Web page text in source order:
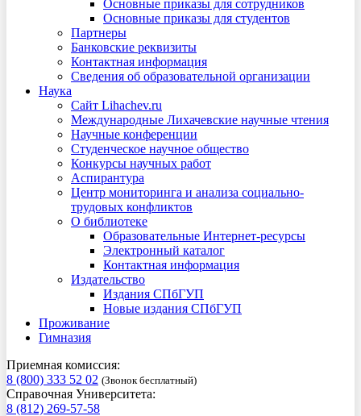
Основные приказы для сотрудников
Основные приказы для студентов
Партнеры
Банковские реквизиты
Контактная информация
Сведения об образовательной организации
Наука
Сайт Lihachev.ru
Международные Лихачевские научные чтения
Научные конференции
Студенческое научное общество
Конкурсы научных работ
Аспирантура
Центр мониторинга и анализа социально-
трудовых конфликтов
О библиотеке
Образовательные Интернет-ресурсы
Электронный каталог
Контактная информация
Издательство
Издания СПбГУП
Новые издания СПбГУП
Проживание
Гимназия
Приемная комиссия:
8 (800) 333 52 02 (Звонок бесплатный)
Справочная Университета:
8 (812) 269-57-58